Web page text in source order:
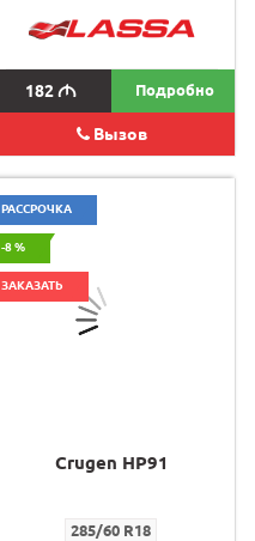
182M Подробно
Вызов
РАССРОЧКА
-8 %
ЗАКАЗАТЬ
Crugen HP91
285/60 R18